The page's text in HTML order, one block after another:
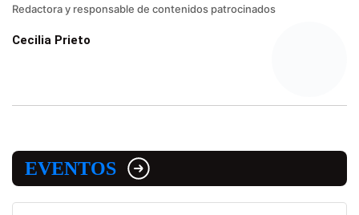
Redactora y responsable de contenidos patrocinados
Cecilia Prieto
EVENTOS